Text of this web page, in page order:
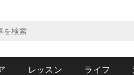
レッスン ライフ